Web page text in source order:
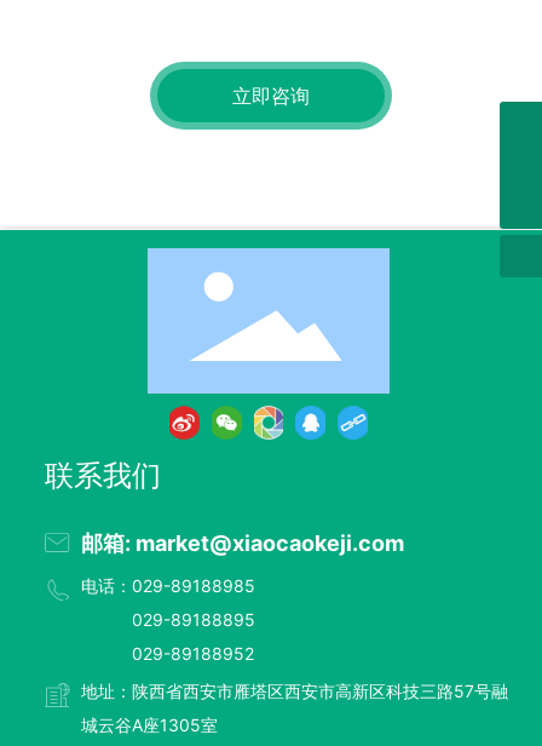
立即咨询
联系我们
邮箱: market@xiaocaokeji.com
电话：029-89188985
029-89188895
029-89188952
地址：陕西省西安市雁塔区西安市高新区科技三路57号融
城云谷A座1305室